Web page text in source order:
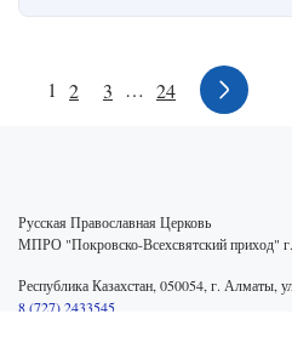
1 2 3 … 24
Русская Православная Церковь
МПРО "Покровско-Всехсвятский приход"
Республика Казахстан, 050054, г. Алматы,
8 (727) 2433545